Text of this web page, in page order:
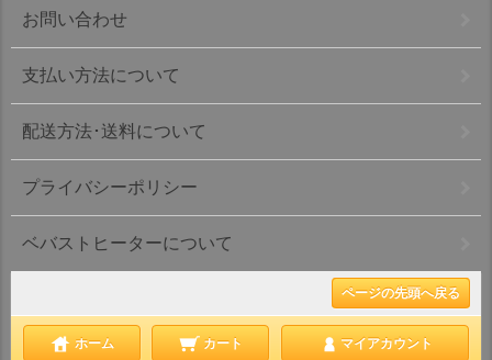
お問い合わせ
支払い方法について
配送方法･送料について
プライバシーポリシー
ベバストヒーターについて
ページの先頭へ戻る
ホーム カート マイアカウント